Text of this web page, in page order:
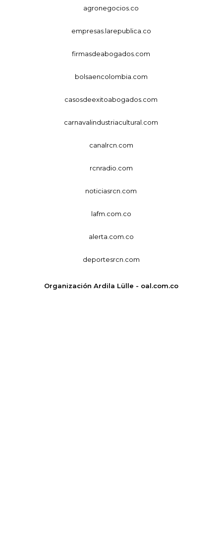
agronegocios.co
empresas.larepublica.co
firmasdeabogados.com
bolsaencolombia.com
casosdeexitoabogados.com
carnavalindustriacultural.com
canalrcn.com
rcnradio.com
noticiasrcn.com
lafm.com.co
alerta.com.co
deportesrcn.com
Organización Ardila Lülle - oal.com.co